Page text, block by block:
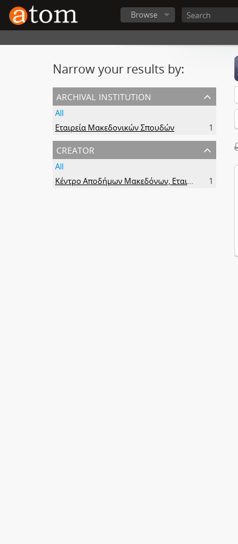
Browse
Narrow your results by:
archival institution
All
Εταιρεία Μακεδονικών Σπουδών
1
creator
All
Κέντρο Αποδήμων Μακεδόνων, Εταιρεία Μακεδονικών Σπουδών.
1